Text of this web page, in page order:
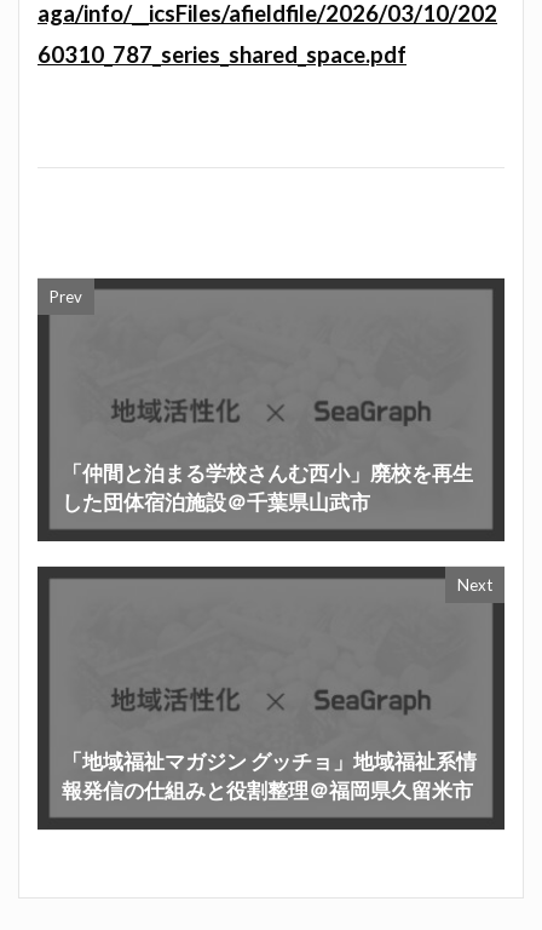
aga/info/__icsFiles/afieldfile/2026/03/10/202
60310_787_series_shared_space.pdf
Prev
「仲間と泊まる学校さんむ西小」廃校を再生
した団体宿泊施設＠千葉県山武市
Next
「地域福祉マガジン グッチョ」地域福祉系情
報発信の仕組みと役割整理＠福岡県久留米市